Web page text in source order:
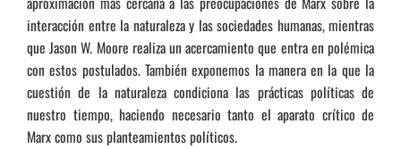
interacción entre la naturaleza y las sociedades humanas, mientras
que Jason W. Moore realiza un acercamiento que entra en polémica
con estos postulados. También exponemos la manera en la que la
cuestión de la naturaleza condiciona las prácticas políticas de
nuestro tiempo, haciendo necesario tanto el aparato crítico de
Marx como sus planteamientos políticos.